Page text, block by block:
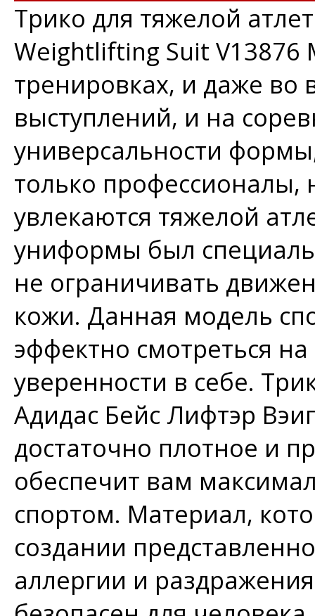
Трико для тяжелой
Weightlifting Suit V13876
тренировках, и даже
выступлений, и на
универсальности
только профессионалы,
увлекаются тяжелой
униформы был
не ограничивать
кожи. Данная модель
эффектно смотреться
уверенности в себе.
Адидас Бейс Лифтэр
достаточно плотное и
обеспечит вам
спортом. Материал,
создании
аллергии и